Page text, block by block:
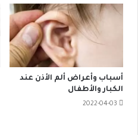
أسباب وأعراض ألم الأذن عند
الكبار والأطفال
2022-04-03